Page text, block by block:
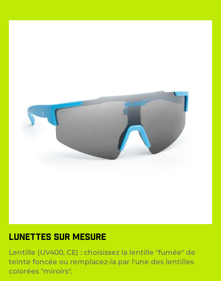
LUNETTES SUR MESURE
Lentille (UV400, CE) : choisissez la lentille "fumée" de
teinte foncée ou remplacez-la par l'une des lentilles
colorées "miroirs".